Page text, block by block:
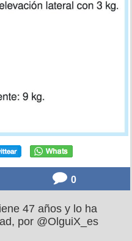
0
47 años y lo ha
por @OlguiX_es